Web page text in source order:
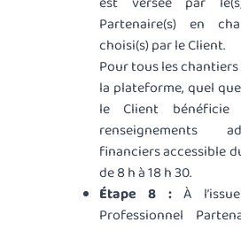
Partenaire(s) en
choisi(s) par le Client.
Pour tous les
la plateforme, quel
le Client bénéficie
renseignements
financiers accessible
de 8 h à 18 h 30.
Étape 8 :À
Professionnel